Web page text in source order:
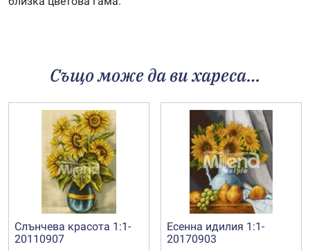
Също може да ви хареса…
Слънчева красота 1:1-
20110907
Есенна идилия 1:1-
20170903